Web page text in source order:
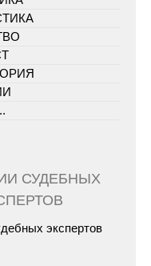
СУДЕБНЫХ